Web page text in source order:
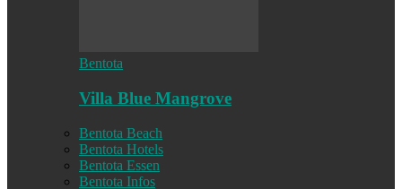
Bentota
Villa Blue Mangrove
Bentota Beach
Bentota Hotels
Bentota Essen
Bentota Infos